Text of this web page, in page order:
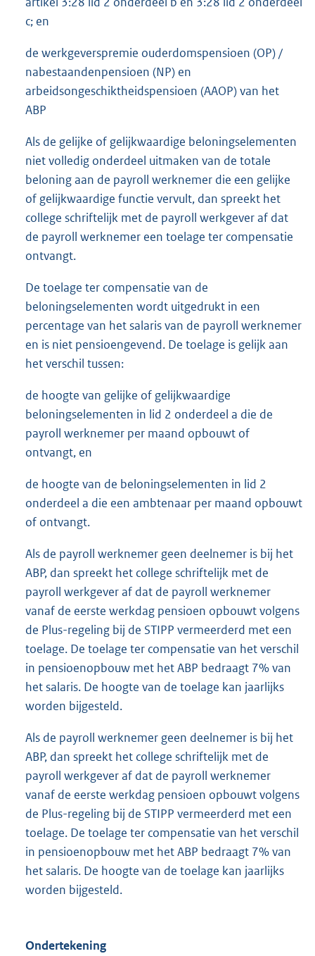
c; en
de werkgeverspremie ouderdomspensioen (OP) /
nabestaandenpensioen (NP) en
arbeidsongeschiktheidspensioen (AAOP) van het
ABP
Als de gelijke of gelijkwaardige beloningselementen
niet volledig onderdeel uitmaken van de totale
beloning aan de payroll werknemer die een gelijke
of gelijkwaardige functie vervult, dan spreekt het
college schriftelijk met de payroll werkgever af dat
de payroll werknemer een toelage ter compensatie
ontvangt.
De toelage ter compensatie van de
beloningselementen wordt uitgedrukt in een
percentage van het salaris van de payroll werknemer
en is niet pensioengevend. De toelage is gelijk aan
het verschil tussen:
de hoogte van gelijke of gelijkwaardige
beloningselementen in lid 2 onderdeel a die de
payroll werknemer per maand opbouwt of
ontvangt, en
de hoogte van de beloningselementen in lid 2
onderdeel a die een ambtenaar per maand opbouwt
of ontvangt.
Als de payroll werknemer geen deelnemer is bij het
ABP, dan spreekt het college schriftelijk met de
payroll werkgever af dat de payroll werknemer
vanaf de eerste werkdag pensioen opbouwt volgens
de Plus-regeling bij de STIPP vermeerderd met een
toelage. De toelage ter compensatie van het verschil
in pensioenopbouw met het ABP bedraagt 7% van
het salaris. De hoogte van de toelage kan jaarlijks
worden bijgesteld.
Als de payroll werknemer geen deelnemer is bij het
ABP, dan spreekt het college schriftelijk met de
payroll werkgever af dat de payroll werknemer
vanaf de eerste werkdag pensioen opbouwt volgens
de Plus-regeling bij de STIPP vermeerderd met een
toelage. De toelage ter compensatie van het verschil
in pensioenopbouw met het ABP bedraagt 7% van
het salaris. De hoogte van de toelage kan jaarlijks
worden bijgesteld.
Ondertekening